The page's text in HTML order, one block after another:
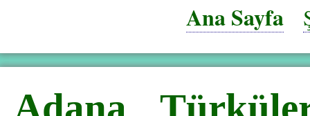
Ana Sayfa
Adana